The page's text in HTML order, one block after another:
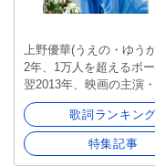
上野優華(うえの・ゆう
2年、1万人を超えるボ
翌2013年、映画の主演・
歌詞ランキング
特集記事